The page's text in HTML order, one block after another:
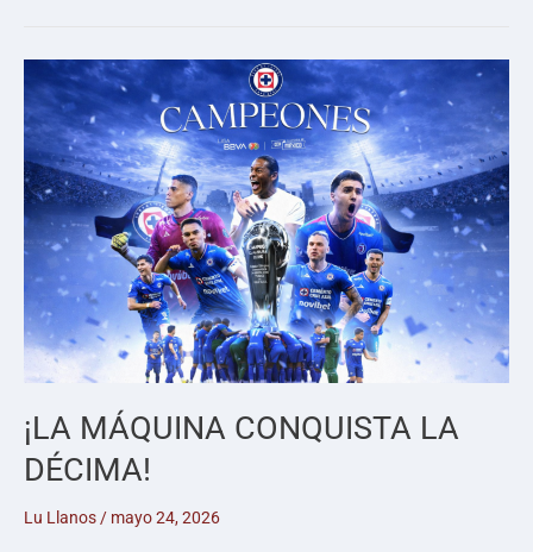
¡LA MÁQUINA CONQUISTA LA
DÉCIMA!
Lu Llanos/ mayo 24, 2026